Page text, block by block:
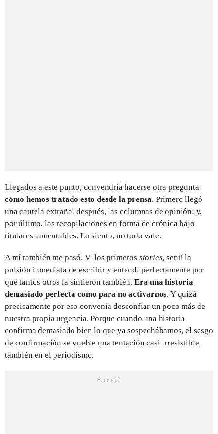
Llegados a este punto, convendría hacerse otra pregunta:
cómo hemos tratado esto desde la prensa. Primero llegó
una cautela extraña; después, las columnas de opinión; y,
por último, las recopilaciones en forma de crónica bajo
titulares lamentables. Lo siento, no todo vale.
A mí también me pasó. Vi los primeros stories, sentí la
pulsión inmediata de escribir y entendí perfectamente por
qué tantos otros la sintieron también. Era una historia
demasiado perfecta como para no activarnos. Y quizá
precisamente por eso convenía desconfiar un poco más de
nuestra propia urgencia. Porque cuando una historia
confirma demasiado bien lo que ya sospechábamos, el sesgo
de confirmación se vuelve una tentación casi irresistible,
también en el periodismo.